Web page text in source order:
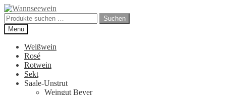
Zur
Navigation
springen
Zum
Inhalt
springen
Suchen
nach:
Suchen
Menü
Weißwein
Rosé
Rotwein
Sekt
Saale-Unstrut
Weingut Beyer